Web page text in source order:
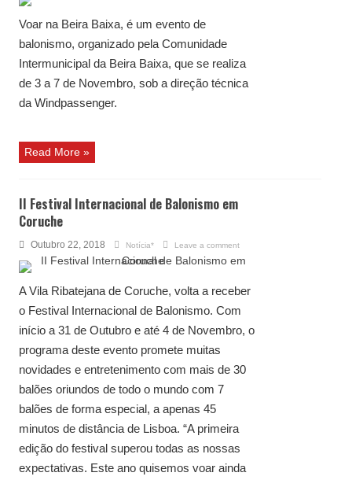
Voar na Beira Baixa, é um evento de
balonismo, organizado pela Comunidade
Intermunicipal da Beira Baixa, que se realiza
de 3 a 7 de Novembro, sob a direção técnica
da Windpassenger.
Read More »
II Festival Internacional de Balonismo em
Coruche
Outubro 22, 2018 Notícia* Leave a comment
A Vila Ribatejana de Coruche, volta a receber
o Festival Internacional de Balonismo. Com
início a 31 de Outubro e até 4 de Novembro, o
programa deste evento promete muitas
novidades e entretenimento com mais de 30
balões oriundos de todo o mundo com 7
balões de forma especial, a apenas 45
minutos de distância de Lisboa. “A primeira
edição do festival superou todas as nossas
expectativas. Este ano quisemos voar ainda